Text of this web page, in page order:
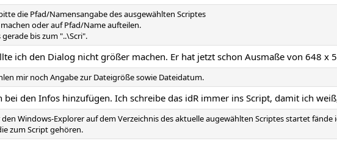
die Pfad/Namensangabe des ausgewählten Scriptes
oder auf Pfad/Name aufteilen.
bis zum "..\Scri".
ich den Dialog nicht größer machen. Er hat jetzt schon Ausmaße von 648 x
mir noch Angabe zur Dateigröße sowie Dateidatum.
bei den Infos hinzufügen. Ich schreibe das idR immer ins Script, damit ich
den Windows-Explorer auf dem Verzeichnis des aktuelle augewählten Scriptes startet
zum Script gehören.